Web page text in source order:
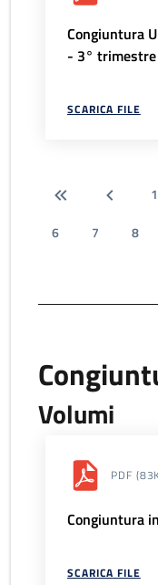
Congiuntura
- 3°
SCARICA FILE
1
6
7 8
Volumi
PDF
Congiuntura
SCARICA FILE